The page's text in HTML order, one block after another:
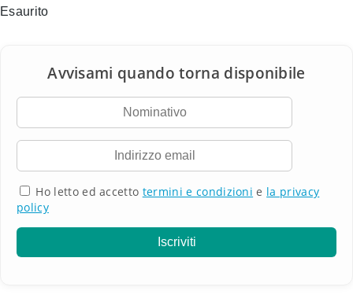
Esaurito
Ho letto ed accetto termini e condizioni e la privacy
policy